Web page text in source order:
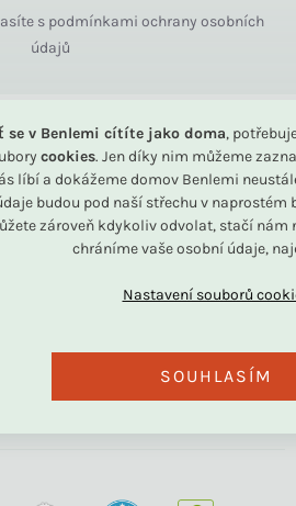
se v Benlemi cítíte jako doma,
cookies. Jen díky nim můžeme
líbí a dokážeme domov Benlemi
budou pod naší střechu v naprostém
zároveň kdykoliv odvolat, stačí nám
chráníme vaše osobní údaje,
SOUHLASÍM
s podmínkami ochrany osobních
údajů
Benlemi.sk Benlemi.com
Benlemi.ro